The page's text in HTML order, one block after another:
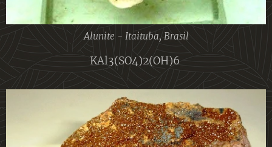
Alunite - Itaituba, Brasil
KAl3(SO4)2(OH)6